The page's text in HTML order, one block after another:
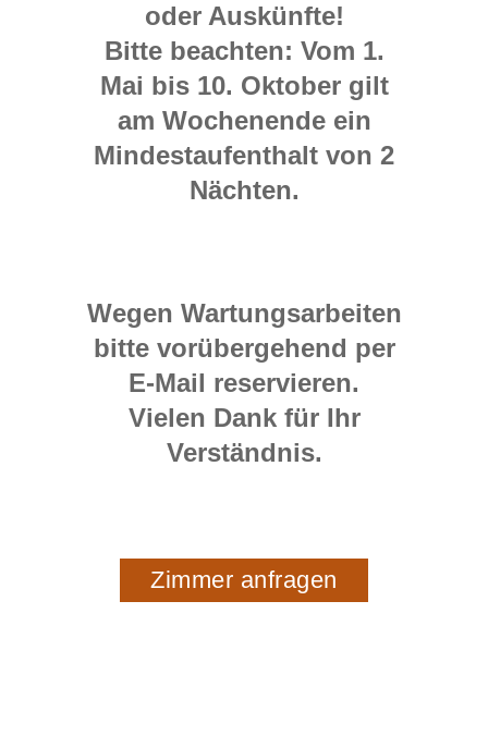
oder Auskünfte!
Bitte beachten: Vom 1.
Mai bis 10. Oktober gilt
am Wochenende ein
Mindestaufenthalt von 2
Nächten.
Wegen Wartungsarbeiten
bitte vorübergehend per
E-Mail reservieren.
Vielen Dank für Ihr
Verständnis.
Zimmer anfragen